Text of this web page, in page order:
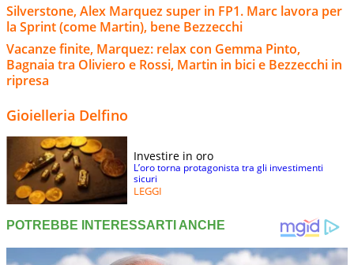
Silverstone, Alex Marquez super in FP1. Marc lavora per
la Sprint (come Martin), bene Bezzecchi
Vacanze finite, Marquez: relax con Gemma Pinto,
Bagnaia tra Oliviero e Rossi, Martin in bici e Bezzecchi in
ripresa
Gioielleria Delfino
Investire in oro
L’oro torna protagonista tra gli investimenti
sicuri
LEGGI